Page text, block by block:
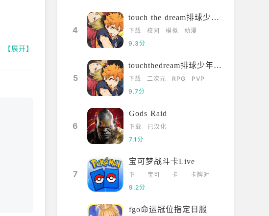
【展开】
4
touch the dream排球少年韩服
下载 校园 模拟
动漫
9.3分
5
touchthedream排球少年日服
下载 二次元 RPG
PVP
9.7分
6
Gods Raid
下载
已汉化
7.1分
7
宝可梦战斗卡Live
下
载
宝可
卡
卡牌对
9.2分
fgo命运冠位指定日服